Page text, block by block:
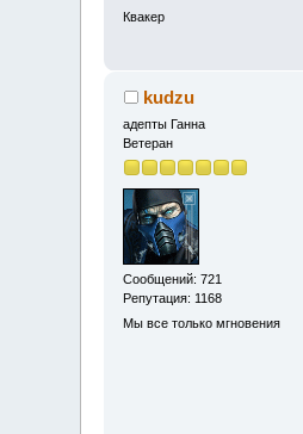
Квакер
kudzu
адепты Ганна
Ветеран
Сообщений: 721
Репутация: 1168
Мы все только мгновения